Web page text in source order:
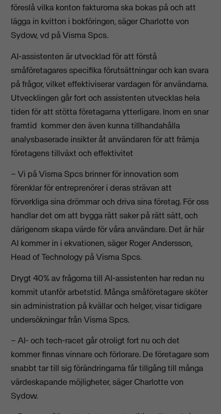
föreslå vilka konton fakturorna ska bokas på och att
lägga in kvitton i bokföringen, säger Charlotte von
Sydow, vd på Visma Spcs.
AI-assistenten är utvecklad för att förstå
småföretagares specifika förutsättningar och kan svara
på frågor, vilket effektiviserar vardagen för användarna.
Utvecklingen går fort och assistenten utvecklas hela
tiden för att stötta företagarna ytterligare. Inom en snar
framtid kommer den även kunna tillhandahålla
analysbaserade insikter åt användaren för att främja
företagens tillväxt och effektivitet
– Vi på Visma Spcs brinner för innovation som
förenklar för entreprenörer i deras strävan att
förverkliga sina drömmar och driva sina företag. För oss
handlar det om att bygga rätt saker på rätt sätt, och
därigenom skapa värde för våra användare. Det är här
AI kommer in i ekvationen, säger Roger Andersson,
Head of Technology på Visma Spcs.
Drygt 40% av frågorna till AI-assistenten har redan nu
kommit utanför arbetstid. Många småföretagare sköter
sin administration på kvällar och helger, visar tidigare
undersökningar från Visma Spcs.
– AI- och tech-racet går otroligt fort nu och det
kommer finnas vinnare och förlorare. De företagare som
snabbt tar till sig förändringarna får tillgång till många
värdeskapande möjligheter, säger Charlotte von
Sydow.